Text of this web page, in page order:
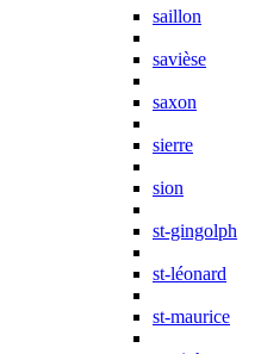
saillon
savièse
saxon
sierre
sion
st-gingolph
st-léonard
st-maurice